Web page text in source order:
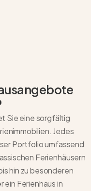
Sie eine sorgfältig
Jedes
Portfolio umfassend
Ferienhäusern
hin zu besonderen
ein Ferienhaus in